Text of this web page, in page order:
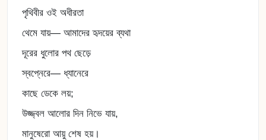
পৃথিবীর ওই অধীরতা
থেমে যায়— আমাদের হৃদয়ের ব্যথা
দূরের ধুলোর পথ ছেড়ে
স্বপ্নেরে— ধ্যানেরে
কাছে ডেকে লয়;
উজ্জ্বল আলোর দিন নিভে যায়,
মানুষেরো আয়ু শেষ হয়।